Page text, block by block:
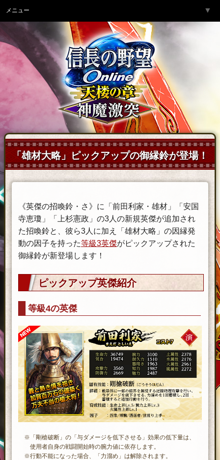
メニュー ▼
トップページ
ゲーム紹介
サービス
コミュニティ
ネットカフェ ▼
「雄材大略」ピックアップの御縁鈴が登場！
《英傑の招喚鈴・さ》に「前田利家・雄材」「安国
寺恵瓊」「上杉憲政」の3人の新規英傑が追加され
た招喚鈴と、彼ら3人に加え「雄材大略」の因縁発
動の因子を持った等級3英傑がピックアップされた
御縁鈴が新登場します！
ピックアップ英傑紹介
等級4の英傑
※「剛槍破断」の「与ダメージを低下させる」効果の低下量は、
使用者自身の戦闘開始時の腕力値に依存します。
※行動不能になった場合、「力溜め」は解除されます。